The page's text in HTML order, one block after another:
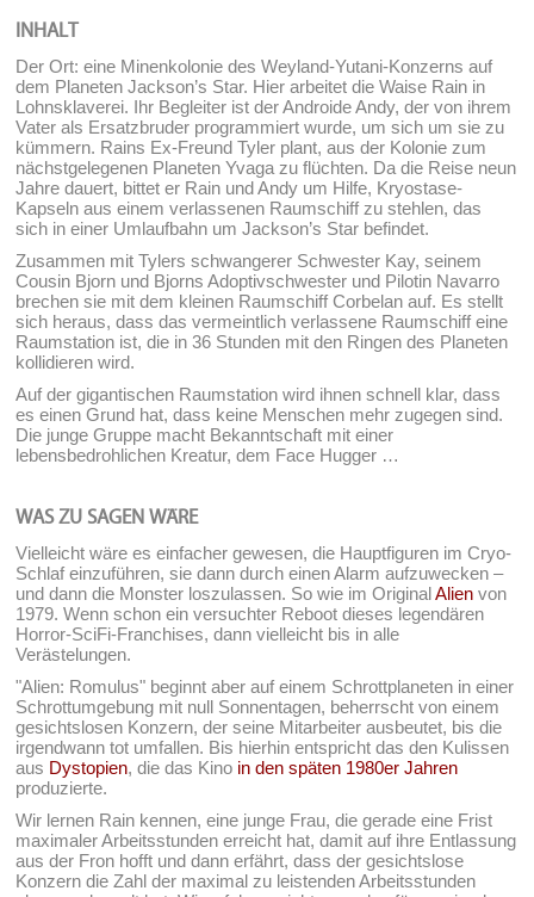
INHALT
Der Ort: eine Minenkolonie des Weyland-Yutani-Konzerns auf
dem Planeten Jackson’s Star. Hier arbeitet die Waise Rain in
Lohnsklaverei. Ihr Begleiter ist der Androide Andy, der von ihrem
Vater als Ersatzbruder programmiert wurde, um sich um sie zu
kümmern. Rains Ex-Freund Tyler plant, aus der Kolonie zum
nächstgelegenen Planeten Yvaga zu flüchten. Da die Reise neun
Jahre dauert, bittet er Rain und Andy um Hilfe, Kryostase-
Kapseln aus einem verlassenen Raumschiff zu stehlen, das
sich in einer Umlaufbahn um Jackson’s Star befindet.
Zusammen mit Tylers schwangerer Schwester Kay, seinem
Cousin Bjorn und Bjorns Adoptivschwester und Pilotin Navarro
brechen sie mit dem kleinen Raumschiff Corbelan auf. Es stellt
sich heraus, dass das vermeintlich verlassene Raumschiff eine
Raumstation ist, die in 36 Stunden mit den Ringen des Planeten
kollidieren wird.
Auf der gigantischen Raumstation wird ihnen schnell klar, dass
es einen Grund hat, dass keine Menschen mehr zugegen sind.
Die junge Gruppe macht Bekanntschaft mit einer
lebensbedrohlichen Kreatur, dem Face Hugger …
WAS ZU SAGEN WÄRE
Vielleicht wäre es einfacher gewesen, die Hauptfiguren im Cryo-
Schlaf einzuführen, sie dann durch einen Alarm aufzuwecken –
und dann die Monster loszulassen. So wie im OriginalAlien von
1979. Wenn schon ein versuchter Reboot dieses legendären
Horror-SciFi-Franchises, dann vielleicht bis in alle
Verästelungen.
"Alien: Romulus" beginnt aber auf einem Schrottplaneten in einer
Schrottumgebung mit null Sonnentagen, beherrscht von einem
gesichtslosen Konzern, der seine Mitarbeiter ausbeutet, bis die
irgendwann tot umfallen. Bis hierhin entspricht das den Kulissen
aus Dystopien, die das Kino in den späten 1980er Jahren
produzierte.
Wir lernen Rain kennen, eine junge Frau, die gerade eine Frist
maximaler Arbeitsstunden erreicht hat, damit auf ihre Entlassung
aus der Fron hofft und dann erfährt, dass der gesichtslose
Konzern die Zahl der maximal zu leistenden Arbeitsstunden